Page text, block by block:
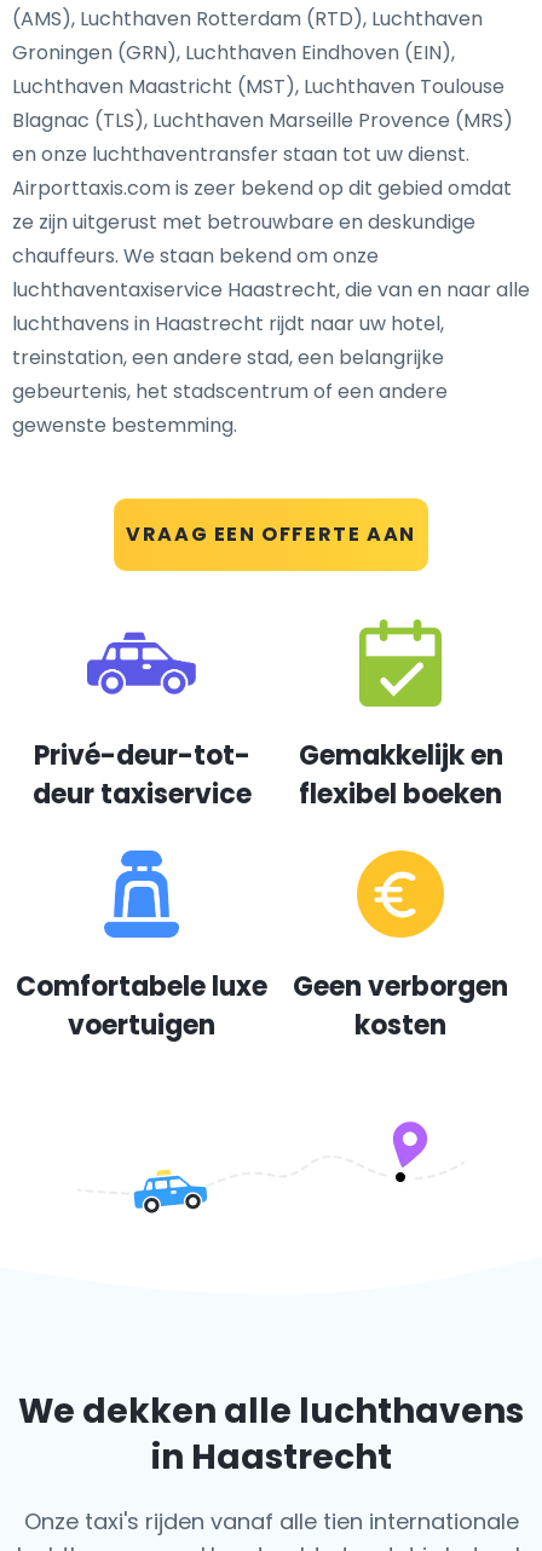
VRAAG EEN OFFERTE AAN
(AMS), Luchthaven Rotterdam (RTD), Luchthaven
Groningen (GRN), Luchthaven Eindhoven (EIN),
Luchthaven Maastricht (MST), Luchthaven Toulouse
Blagnac (TLS), Luchthaven Marseille Provence (MRS)
en onze luchthaventransfer staan tot uw dienst.
Airporttaxis.com is zeer bekend op dit gebied omdat
ze zijn uitgerust met betrouwbare en deskundige
chauffeurs. We staan bekend om onze
luchthaventaxiservice Haastrecht, die van en naar alle
luchthavens in Haastrecht rijdt naar uw hotel,
treinstation, een andere stad, een belangrijke
gebeurtenis, het stadscentrum of een andere
gewenste bestemming.
Privé-deur-tot-
deur taxiservice
Gemakkelijk en
flexibel boeken
Comfortabele luxe
voertuigen
Geen verborgen
kosten
We dekken alle luchthavens
in Haastrecht
Onze taxi's rijden vanaf alle tien internationale